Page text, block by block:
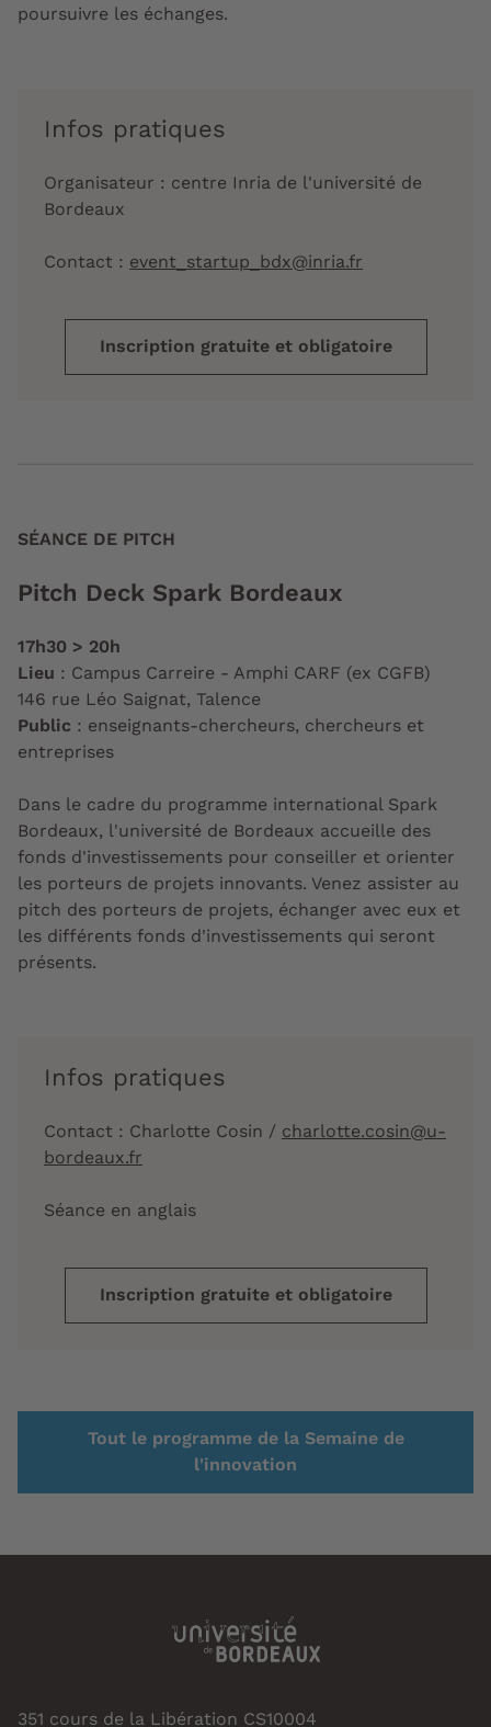
poursuivre les échanges.
Infos pratiques
Organisateur : centre Inria de l'université de
Bordeaux
Contact : event_startup_bdx@inria.fr
Inscription gratuite et obligatoire
SÉANCE DE PITCH
Pitch Deck Spark Bordeaux
17h30 > 20h
Lieu : Campus Carreire - Amphi CARF (ex CGFB)
146 rue Léo Saignat, Talence
Public : enseignants-chercheurs, chercheurs et
entreprises
Dans le cadre du programme international Spark
Bordeaux, l'université de Bordeaux accueille des
fonds d'investissements pour conseiller et orienter
les porteurs de projets innovants. Venez assister au
pitch des porteurs de projets, échanger avec eux et
les différents fonds d'investissements qui seront
présents.
Infos pratiques
Contact : Charlotte Cosin / charlotte.cosin@u-
bordeaux.fr
Séance en anglais
Inscription gratuite et obligatoire
Tout le programme de la Semaine de
l'innovation
351 cours de la Libération CS10004